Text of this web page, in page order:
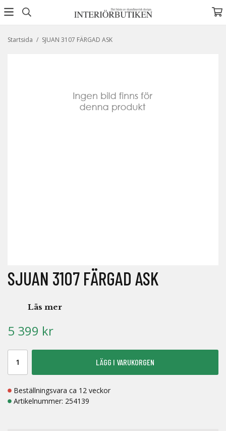
Startsida / SJUAN 3107 FÄRGAD ASK
SJUAN 3107 FÄRGAD ASK
Läs mer
5 399 kr
LÄGG I VARUKORGEN
Beställningsvara ca 12 veckor
Artikelnummer: 254139